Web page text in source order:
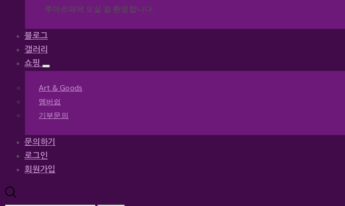
루아르떼에 오실 걸 환영합니다.
블로그
갤러리
쇼핑
Art & Goods
멤버쉽
기부문의
문의하기
로그인
회원가입